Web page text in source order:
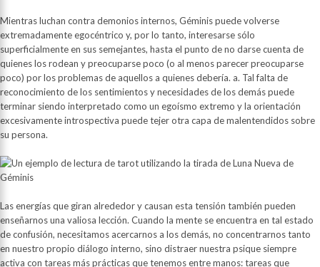
Mientras luchan contra demonios internos, Géminis puede volverse
extremadamente egocéntrico y, por lo tanto, interesarse sólo
superficialmente en sus semejantes, hasta el punto de no darse cuenta de
quienes los rodean y preocuparse poco (o al menos parecer preocuparse
poco) por los problemas de aquellos a quienes debería. a. Tal falta de
reconocimiento de los sentimientos y necesidades de los demás puede
terminar siendo interpretado como un egoísmo extremo y la orientación
excesivamente introspectiva puede tejer otra capa de malentendidos sobre
su persona.
Las energías que giran alrededor y causan esta tensión también pueden
enseñarnos una valiosa lección. Cuando la mente se encuentra en tal estado
de confusión, necesitamos acercarnos a los demás, no concentrarnos tanto
en nuestro propio diálogo interno, sino distraer nuestra psique siempre
activa con tareas más prácticas que tenemos entre manos: tareas que